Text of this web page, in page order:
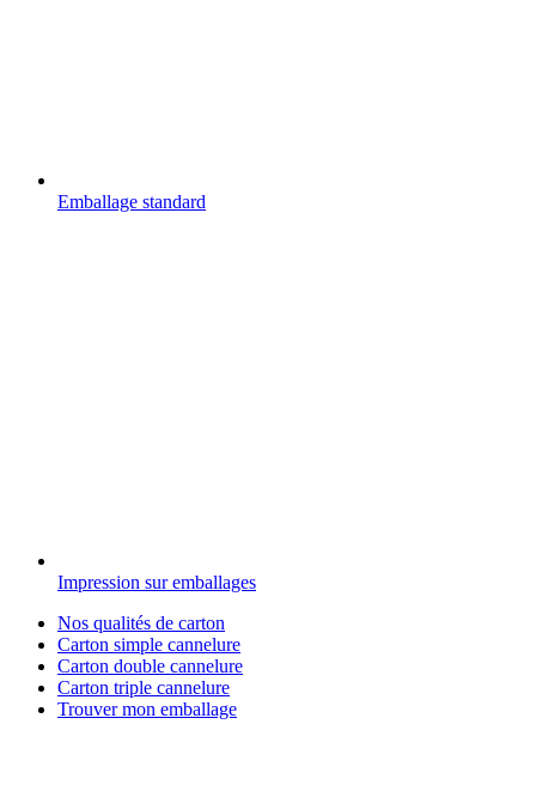
Emballage standard
Impression sur emballages
Nos qualités de carton
Carton simple cannelure
Carton double cannelure
Carton triple cannelure
Trouver mon emballage